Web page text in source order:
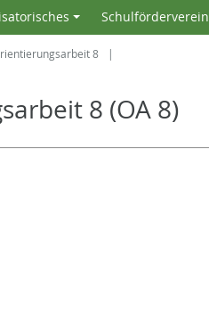
+
Schulförderverein
8
8 (OA 8)